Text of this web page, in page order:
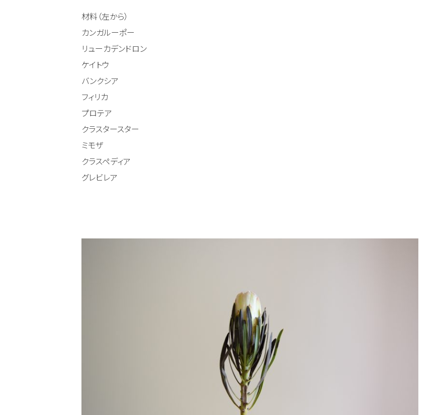
材料（左から）
カンガルーポー
リューカデンドロン
ケイトウ
バンクシア
フィリカ
プロテア
クラスタースター
ミモザ
クラスペディア
グレビレア